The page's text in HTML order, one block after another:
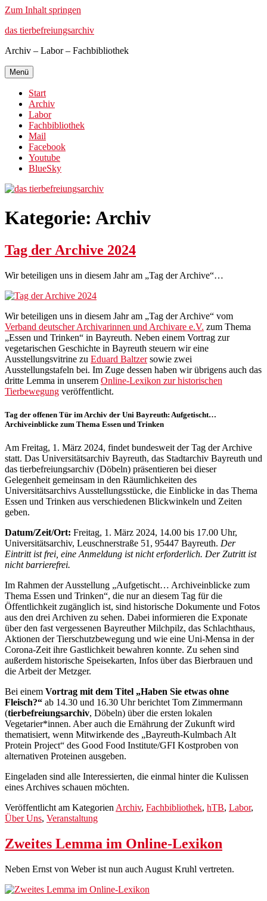
Zum Inhalt springen
das tierbefreiungsarchiv
Archiv – Labor – Fachbibliothek
Menü
Start
Archiv
Labor
Fachbibliothek
Mail
Facebook
Youtube
BlueSky
Kategorie: Archiv
Tag der Archive 2024
Wir beteiligen uns in diesem Jahr am „Tag der Archive“…
Wir beteiligen uns in diesem Jahr am „Tag der Archive“ vom
Verband deutscher Archivarinnen und Archivare e.V. zum Thema
„Essen und Trinken“ in Bayreuth. Neben einem Vortrag zur
vegetarischen Geschichte in Bayreuth steuern wir eine
Ausstellungsvitrine zu Eduard Baltzersowie zwei
Ausstellungstafeln bei. Im Zuge dessen haben wir übrigens auch das
dritte Lemma in unserem Online-Lexikon zur historischen
Tierbewegung veröffentlicht.
Tag der offenen Tür im Archiv der Uni Bayreuth: Aufgetischt…
Archiveinblicke zum Thema Essen und Trinken
Am Freitag, 1. März 2024, findet bundesweit der Tag der Archive
statt. Das Universitätsarchiv Bayreuth, das Stadtarchiv Bayreuth und
das tierbefreiungsarchiv (Döbeln) präsentieren bei dieser
Gelegenheit gemeinsam in den Räumlichkeiten des
Universitätsarchivs Ausstellungsstücke, die Einblicke in das Thema
Essen und Trinken aus verschiedenen Blickwinkeln und Zeiten
geben.
Datum/Zeit/Ort: Freitag, 1. März 2024, 14.00 bis 17.00 Uhr,
Universitätsarchiv, Leuschnerstraße 51, 95447 Bayreuth. Der
Eintritt ist frei, eine Anmeldung ist nicht erforderlich. Der Zutritt ist
nicht barrierefrei.
Im Rahmen der Ausstellung „Aufgetischt… Archiveinblicke zum
Thema Essen und Trinken“, die nur an diesem Tag für die
Öffentlichkeit zugänglich ist, sind historische Dokumente und Fotos
aus den drei Archiven zu sehen. Dabei informieren die Exponate
über den fast vergessenen Bayreuther Milchpilz, das Schlachthaus,
Aktionen der Tierschutzbewegung und wie eine Uni-Mensa in der
Corona-Zeit ihre Gastlichkeit bewahren konnte. Zu sehen sind
außerdem historische Speisekarten, Infos über das Bierbrauen und
die Arbeit der Metzger.
Bei einem Vortrag mit dem Titel „Haben Sie etwas ohne
Fleisch?“ ab 14.30 und 16.30 Uhr berichtet Tom Zimmermann
(tierbefreiungsarchiv, Döbeln) über die ersten lokalen
Vegetarier*innen. Aber auch die Ernährung der Zukunft wird
thematisiert, wenn Mitwirkende des „Bayreuth-Kulmbach Alt
Protein Project“ des Good Food Institute/GFI Kostproben von
alternativen Proteinen ausgeben.
Eingeladen sind alle Interessierten, die einmal hinter die Kulissen
eines Archives schauen möchten.
Veröffentlicht am Kategorien Archiv, Fachbibliothek, hTB, Labor,
Über Uns, Veranstaltung
Zweites Lemma im Online-Lexikon
Neben Ernst von Weber ist nun auch August Kruhl vertreten.